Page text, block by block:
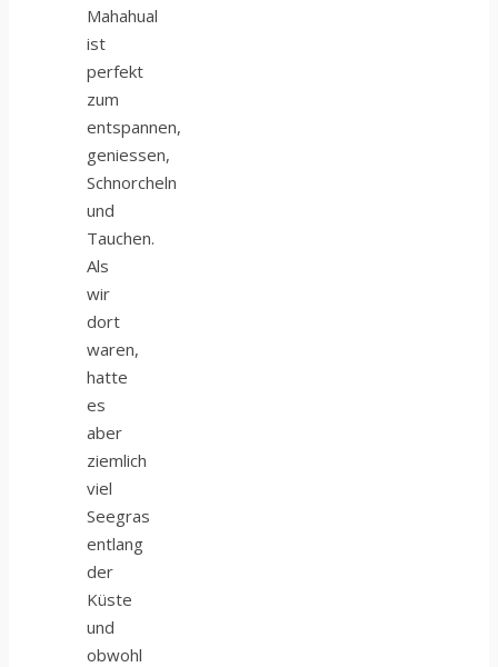
Mahahual
ist
perfekt
zum
entspannen,
geniessen,
Schnorcheln
und
Tauchen.
Als
wir
dort
waren,
hatte
es
aber
ziemlich
viel
Seegras
entlang
der
Küste
und
obwohl